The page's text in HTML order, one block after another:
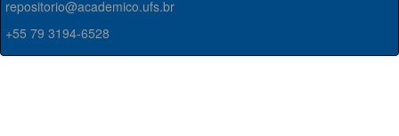
repositorio@academico.ufs.br
+55 79 3194-6528